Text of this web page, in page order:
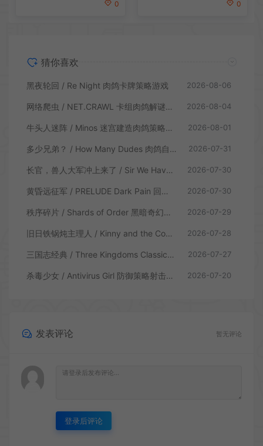
0 0
猜你喜欢
黑夜轮回 / Re Night 肉鸽卡牌策略游戏 2026-08-06
网络爬虫 / NET.CRAWL 卡组肉鸽解谜策略游戏 2026-08-04
牛头人迷阵 / Minos 迷宫建造肉鸽策略游戏 2026-08-01
多少兄弟？ / How Many Dudes 肉鸽自走棋游戏 2026-07-31
长官，兽人大军冲上来了 / Sir We Have an Orc Problem 增量塔防游戏 2026-07-30
黄昏远征军 / PRELUDE Dark Pain 回合制策略战棋游戏 2026-07-30
秩序碎片 / Shards of Order 黑暗奇幻卡牌CRPG策略游戏 2026-07-29
旧日铁锅炖主理人 / Kinny and the Cosmic Cauldron 休闲卡片肉鸽策略游戏 2026-07-28
三国志经典 / Three Kingdoms Classic 回合制大战略游戏 2026-07-27
杀毒少女 / Antivirus Girl 防御策略射击游戏 2026-07-20
发表评论 暂无评论
登录后评论